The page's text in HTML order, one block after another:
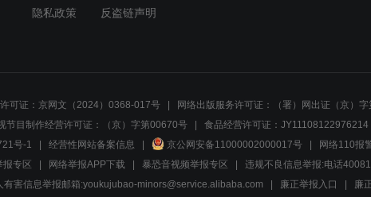
隐私政策 反盗链声明
可证：京网文（2024）0368-017号 网络出版服务许可证：（署）网出证（京）
节目制作经营许可证：（京）字第00670号 食品经营许可证：JY11108122976214
号-1 经营性网站备案信息 京公网安备11000002000017号 网络110报
报专区 网络举报APP下载 暴恐音视频举报专区
违规不良信息举报:电话
有害信息举报邮箱:youkujubao-minors@service.alibaba.com 廉正举报入口 廉